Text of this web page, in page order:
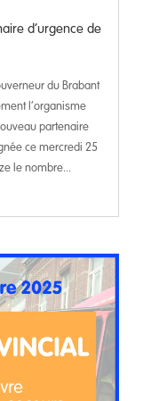
d’urgence de
du Brabant
l’organisme
partenaire
ce mercredi 25
le nombre...